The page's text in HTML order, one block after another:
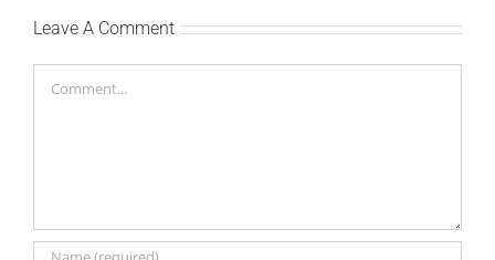
Leave A Comment